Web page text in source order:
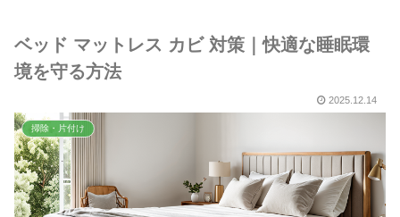
ベッド マットレス カビ 対策｜快適な睡眠環
境を守る方法
2025.12.14
掃除・片付け